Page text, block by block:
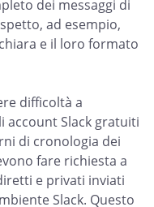
dei messaggi di
ad esempio,
e il loro formato
difficoltà a
account Slack gratuiti
di cronologia dei
fare richiesta a
e privati inviati
Slack. Questo